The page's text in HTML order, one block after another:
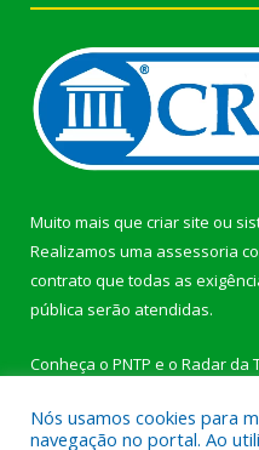
Muito mais que criar site ou
Realizamos uma assessoria
contrato que todas as
pública serão atendidas.
Conheça o PNTP e o Radar da
Nós usamos cookies para
navegação no portal. Ao